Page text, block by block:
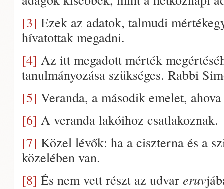
[3] Ezek az adatok, talmudi
hívatottak megadni.
[4] Az itt megadott mérték
tanulmányozása szükséges. Rabbi
[5] Veranda, a második emelet,
[6] A veranda lakóihoz csatlakoznak.
[7] Közel lévők: ha a ciszterna és a
közelében van.
[8] És nem vett részt az udvar eruv